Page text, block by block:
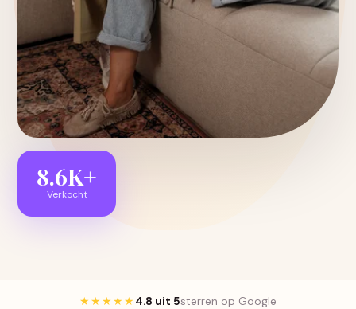
8.6K+
Verkocht
★★★★★ 4.8 uit 5sterren op Google